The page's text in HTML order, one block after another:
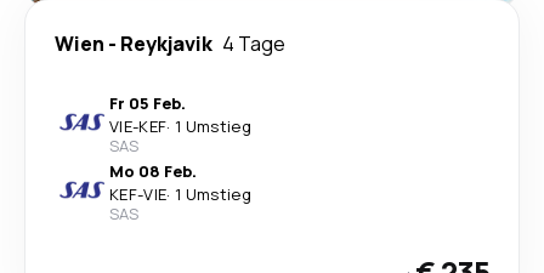
Wien - Reykjavik 4 Tage
Fr 05 Feb.
VIE-KEF· 1 Umstieg
SAS
Mo 08 Feb.
KEF-VIE· 1 Umstieg
SAS